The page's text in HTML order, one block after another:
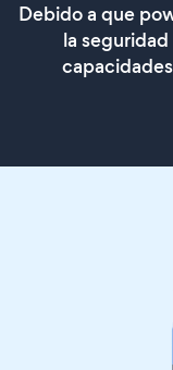
Debido a que
la